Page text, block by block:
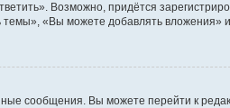
Возможно, придётся
«Вы можете добавлять вложения»
сообщения. Вы можете перейти к